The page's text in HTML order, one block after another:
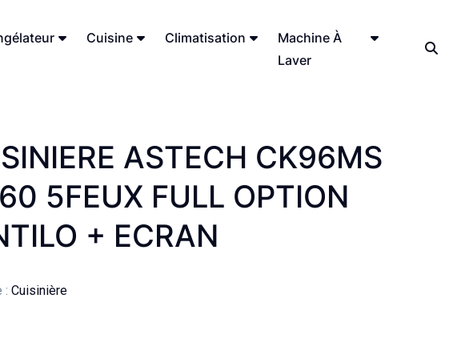
Cuisine Climatisation
Machine À
Laver
ASTECH CK96MS
5FEUX FULL OPTION
+ ECRAN
:Cuisinière